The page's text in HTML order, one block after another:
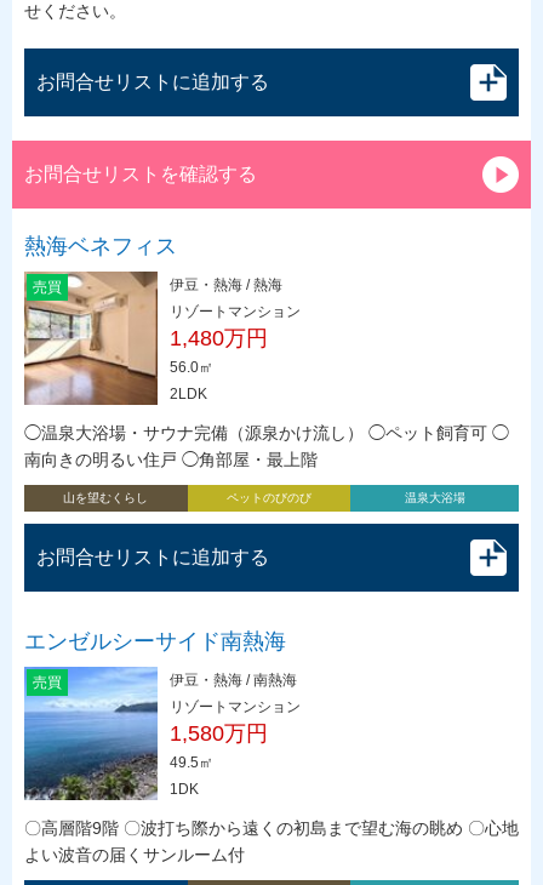
せください。
お問合せリストに追加する
お問合せリストを確認する
熱海ベネフィス
売買
伊豆・熱海 / 熱海
リゾートマンション
1,480万円
56.0㎡
2LDK
◯温泉大浴場・サウナ完備（源泉かけ流し） ◯ペット飼育可 ◯
南向きの明るい住戸 ◯角部屋・最上階
山を望むくらし ペットのびのび 温泉大浴場
お問合せリストに追加する
エンゼルシーサイド南熱海
売買
伊豆・熱海 / 南熱海
リゾートマンション
1,580万円
49.5㎡
1DK
〇高層階9階 〇波打ち際から遠くの初島まで望む海の眺め 〇心地
よい波音の届くサンルーム付